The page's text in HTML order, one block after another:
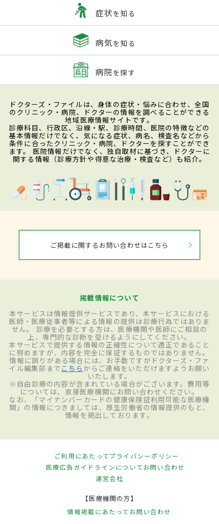
症状を知る
病気を知る
病院を探す
ドクターズ・ファイルは、身体の症状・悩みに合わせ、全国
のクリニック・病院、ドクターの情報を調べることができる
地域医療情報サイトです。
診療科目、行政区、沿線・駅、診療時間、医院の特徴などの
基本情報だけでなく、気になる症状、病名、検査名などから
条件に合ったクリニック・病院、ドクターを探すことができ
ます。 医院情報だけでなく、独自取材に基づき、ドクターに
関する情報（診療方針や得意な治療・検査など）も紹介。
ご掲載に関するお問い合わせはこちら
掲載情報について
本サービスは情報提供サービスであり、本サービスにおける
医師・医療従事者等による情報の提供は診療行為ではありま
せん。 診療を必要とする方は、医療機関や医師にご相談の
上、専門的な診断を受けるようにしてください。
本サービスで提供する情報の正確性について適正であること
に努めますが、内容を完全に保証するものではありません。
情報に誤りがある場合には、お手数ですがドクターズ・ファ
イル編集部まで こちら からご連絡をいただけますようお願い
いたします。
※自由診療の内容が含まれている場合がございます。費用等
については、直接医療機関にお問い合わせください。
なお、「マイナンバーカードの健康保険証利用可能な医療機
関」の情報につきましては、厚生労働省の情報提供のもと、
情報を掲出しております。
ご利用にあたってプライバシーポリシー
医療広告ガイドラインについてお問い合わせ
運営会社
【医療機関の方】
情報掲載にあたって お問い合わせ